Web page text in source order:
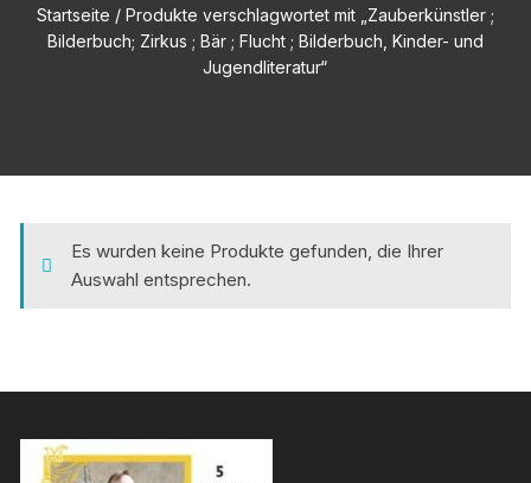
Startseite / Produkte verschlagwortet mit „Zauberkünstler ;
Bilderbuch; Zirkus ; Bär ; Flucht ; Bilderbuch, Kinder- und
Jugendliteratur“
Es wurden keine Produkte gefunden, die Ihrer
Auswahl entsprechen.